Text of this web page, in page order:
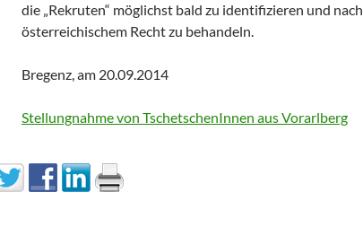
die „Rekruten“ möglichst bald zu identifizieren und nach
österreichischem Recht zu behandeln.
Bregenz, am 20.09.2014
Stellungnahme von TschetschenInnen aus Vorarlberg